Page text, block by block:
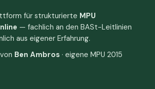
für strukturierte MPU
— fachlich an den BASt-Leitlinien
aus eigener Erfahrung.
Ben Ambros · eigene MPU 2015